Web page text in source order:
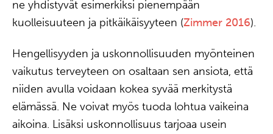
ne yhdistyvät esimerkiksi pienempään
kuolleisuuteen ja pitkäikäisyyteen (Zimmer 2016).
Hengellisyyden ja uskonnollisuuden myönteinen
vaikutus terveyteen on osaltaan sen ansiota, että
niiden avulla voidaan kokea syvää merkitystä
elämässä. Ne voivat myös tuoda lohtua vaikeina
aikoina. Lisäksi uskonnollisuus tarjoaa usein